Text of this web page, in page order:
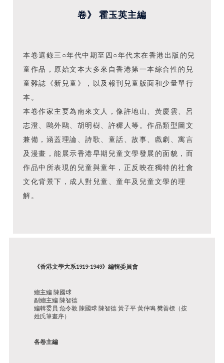
卷》 霍玉英主編
本卷選錄三○年代中期至四○年代末在香港出版的兒
童作品，原始文本大多來自香港第一本綜合性的兒
童雜誌《新兒童》，以及報刊兒童版面和少量單行
本。
本卷作家主要為南來文人，像許地山、黃慶雲、呂
志澄、鷗外鷗、胡明樹、許穉人等。作品類型圖文
兼備，涵蓋理論、詩歌、童話、故事、戲劇、寓言
及漫畫，能展示香港早期兒童文學發展的面貌，而
作品中所表現的兒童與童年，正反映在獨特的社會
文化背景下，成人對兒童、童年及兒童文學的理
解。
《香港文學大系1919-1949》編輯委員會
總主編 陳國球
副總主編 陳智德
編輯委員 危令敦 陳國球 陳智德 黃子平 黃仲鳴 樊善標（按
姓氏筆畫序）
各卷主編